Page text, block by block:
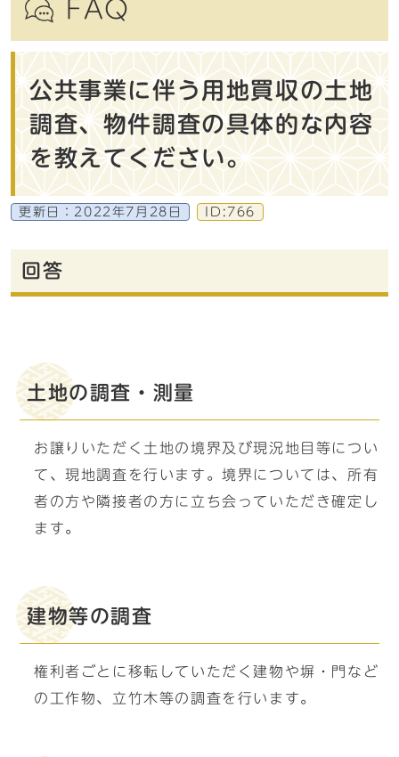
FAQ
公共事業に伴う用地買収の土地
調査、物件調査の具体的な内容
を教えてください。
更新日： 2022年7月28日 ID:766
回答
土地の調査・測量
お譲りいただく土地の境界及び現況地目等につい
て、現地調査を行います。境界については、所有
者の方や隣接者の方に立ち会っていただき確定し
ます。
建物等の調査
権利者ごとに移転していただく建物や塀・門など
の工作物、立竹木等の調査を行います。